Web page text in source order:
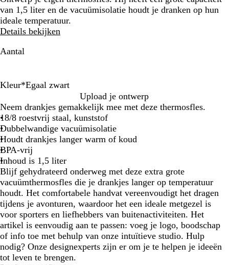
van 1,5 liter en de vacuümisolatie houdt je dranken op hun
ideale temperatuur.
Details bekijken
Aantal
Kleur*Egaal zwart
g
a
a
l
z
w
a
r
t
i
l
v
e
r
i
t
Upload je ontwerp
Neem drankjes gemakkelijk mee met deze thermosfles.
18/8 roestvrij staal, kunststof
Dubbelwandige vacuümisolatie
Houdt drankjes langer warm of koud
BPA-vrij
Inhoud is 1,5 liter
Blijf gehydrateerd onderweg met deze extra grote
vacuümthermosfles die je drankjes langer op temperatuur
houdt. Het comfortabele handvat vereenvoudigt het dragen
tijdens je avonturen, waardoor het een ideale metgezel is
voor sporters en liefhebbers van buitenactiviteiten. Het
artikel is eenvoudig aan te passen: voeg je logo, boodschap
of info toe met behulp van onze intuïtieve studio. Hulp
nodig? Onze designexperts zijn er om je te helpen je ideeën
tot leven te brengen.